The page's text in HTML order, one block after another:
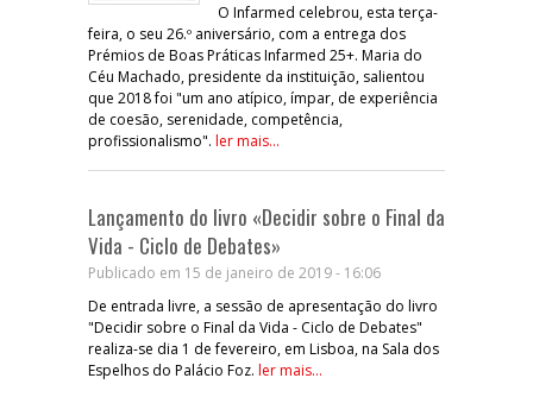
O Infarmed celebrou, esta terça-
feira, o seu 26.º aniversário, com a entrega dos
Prémios de Boas Práticas Infarmed 25+. Maria do
Céu Machado, presidente da instituição, salientou
que 2018 foi "um ano atípico, ímpar, de experiência
de coesão, serenidade, competência,
profissionalismo". ler mais...
Lançamento do livro «Decidir sobre o Final da
Vida - Ciclo de Debates»
Publicado em 15 de janeiro de 2019 - 16:06
De entrada livre, a sessão de apresentação do livro
"Decidir sobre o Final da Vida - Ciclo de Debates"
realiza-se dia 1 de fevereiro, em Lisboa, na Sala dos
Espelhos do Palácio Foz. ler mais...